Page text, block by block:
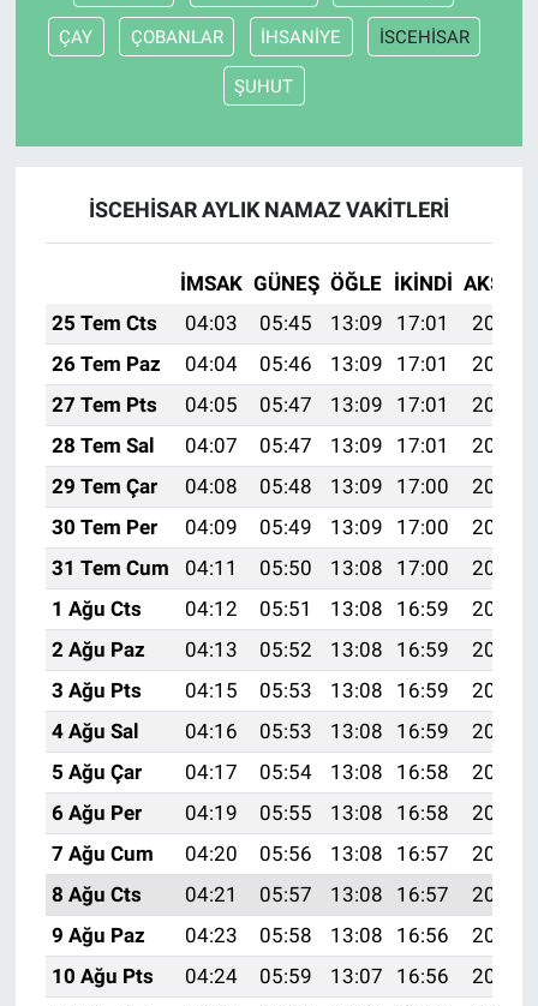
ÇAY ÇOBANLAR İHSANİYE İSCEHİSAR
ŞUHUT
İSCEHİSAR AYLIK NAMAZ VAKITLERI
İMSAK GÜNEŞ ÖĞLE İKINDI AKŞAM
25 Tem Cts
04:03 05:45 13:09 17:01
20:22
26 Tem Paz
04:04 05:46 13:09 17:01
20:22
27 Tem Pts
04:05 05:47 13:09 17:01
20:21
28 Tem Sal
04:07 05:47 13:09 17:01
20:20
29 Tem Çar
04:08 05:48 13:09 17:00
20:19
30 Tem Per
04:09 05:49 13:09 17:00
20:18
31 Tem Cum
04:11 05:50 13:08 17:00
20:17
1 Ağu Cts
04:12 05:51 13:08 16:59
20:16
2 Ağu Paz
04:13 05:52 13:08 16:59
20:15
3 Ağu Pts
04:15 05:53 13:08 16:59
20:14
4 Ağu Sal
04:16 05:53 13:08 16:59
20:13
5 Ağu Çar
04:17 05:54 13:08 16:58
20:12
6 Ağu Per
04:19 05:55 13:08 16:58
20:11
7 Ağu Cum
04:20 05:56 13:08 16:57
20:10
8 Ağu Cts
04:21 05:57 13:08 16:57
20:09
9 Ağu Paz
04:23 05:58 13:08 16:56
20:07
10 Ağu Pts
04:24 05:59 13:07 16:56
20:06